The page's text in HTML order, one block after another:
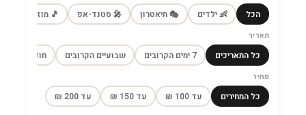
הכל 👶 ילדים 🎭 תיאטרון 🎤 סטנד-אפ 🎵 מוזיקה
תאריך
כל התאריכים 7 ימים הקרובים שבועיים הקרובים חודש הקרוב
מחיר
כל המחירים עד 100 ₪ עד 150 ₪ עד 200 ₪